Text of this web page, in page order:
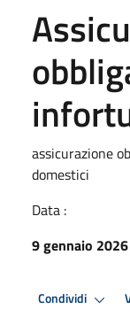
assicurazione
domestici
Data :
9 gennaio 2026
Condividi